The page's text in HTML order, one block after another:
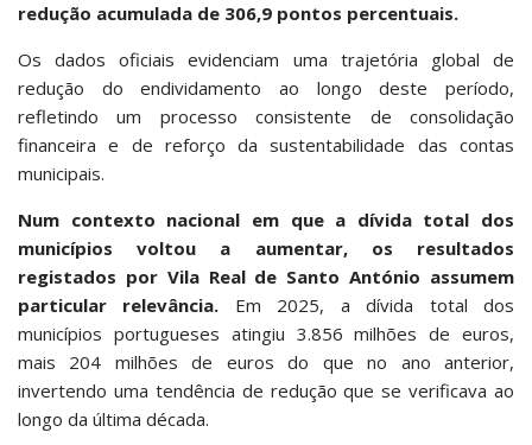
redução acumulada de 306,9 pontos percentuais.
Os dados oficiais evidenciam uma trajetória global de
redução do endividamento ao longo deste período,
refletindo um processo consistente de consolidação
financeira e de reforço da sustentabilidade das contas
municipais.
Num contexto nacional em que a dívida total dos
municípios voltou a aumentar, os resultados
registados por Vila Real de Santo António assumem
particular relevância. Em 2025, a dívida total dos
municípios portugueses atingiu 3.856 milhões de euros,
mais 204 milhões de euros do que no ano anterior,
invertendo uma tendência de redução que se verificava ao
longo da última década.